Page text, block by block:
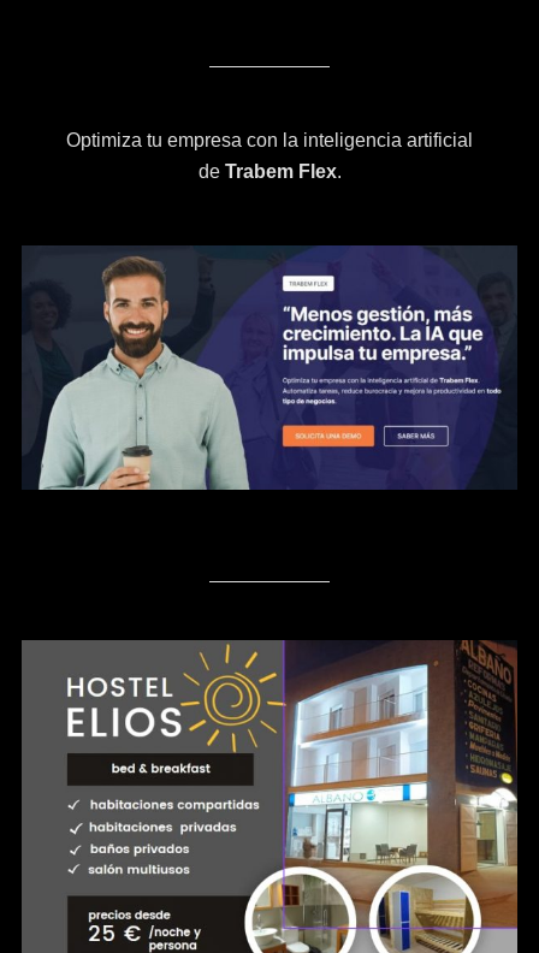
Optimiza tu empresa con la inteligencia artificial
de Trabem Flex.